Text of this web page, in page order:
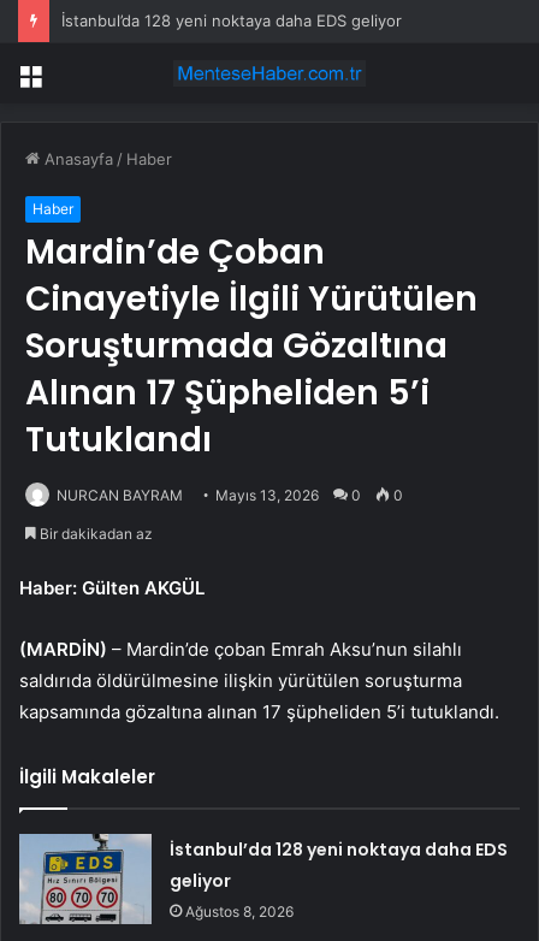
İstanbul’da 128 yeni noktaya daha EDS geliyor
Menü
Anasayfa / Haber
Haber
Mardin’de Çoban
Cinayetiyle İlgili Yürütülen
Soruşturmada Gözaltına
Alınan 17 Şüpheliden 5’i
Tutuklandı
NURCAN BAYRAM Mayıs 13, 2026 0 0
Bir dakikadan az
Haber: Gülten AKGÜL
(MARDİN) – Mardin’de çoban Emrah Aksu’nun silahlı
saldırıda öldürülmesine ilişkin yürütülen soruşturma
kapsamında gözaltına alınan 17 şüpheliden 5’i tutuklandı.
İlgili Makaleler
İstanbul’da 128 yeni noktaya daha EDS
geliyor
Ağustos 8, 2026